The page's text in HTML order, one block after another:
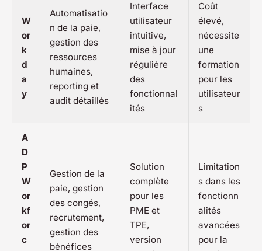
W
or
k
d
a
y
Automatisatio
n de la paie,
gestion des
ressources
humaines,
reporting et
audit détaillés
Interface
utilisateur
intuitive,
mise à jour
régulière
des
fonctionnal
ités
Coût
élevé,
nécessite
une
formation
pour les
utilisateur
s
A
D
P
W
or
kf
or
c
Gestion de la
paie, gestion
des congés,
recrutement,
gestion des
bénéfices
Solution
complète
pour les
PME et
TPE,
version
Limitation
s dans les
fonctionn
alités
avancées
pour la